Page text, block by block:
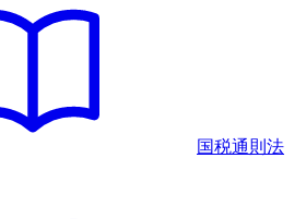
国税通則法